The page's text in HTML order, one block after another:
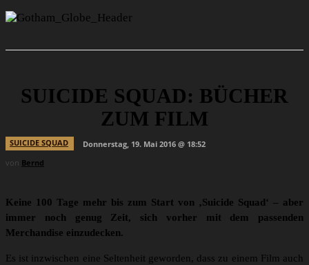
SUICIDE SQUAD: BÜCHER
ZUM FILM
SUICIDE SQUAD
Donnerstag, 19. Mai 2016 @ 18:52
von Bernd
Keine 100 Tage mehr bis zum Start von ‚Suicide Squad‘ – aber
immer noch genug Zeit, sich vorher mit dem passenden
Merchandise einzudecken.
Es ist inzwischen eine Seltenheit geworden, dass zu einem Film auch